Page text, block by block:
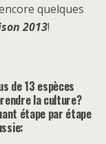
quelques
2013!
de 13 espèces
la culture?
étape par étape